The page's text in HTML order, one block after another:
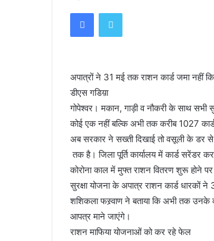
FacebookTwitter
अपात्रों ने 31 मई तक राशन कार्ड जमा नहीं किए
डीएस गडिय़ा
गोपेश्वर। मकान, गाड़ी व नौकरी के साथ
कोई एक नहीं बल्कि अभी तक करीब 1027
अब सरकार ने सख्ती दिखाई तो वसूली के डर
तक है। जिला पूर्ति कार्यालय में कार्ड सरेंडर
कोरोना काल में मुफ्त राशन वितरण शुरू होने पर
सुरक्षा योजना के अपात्र राशन कार्ड धारकों
शशिकला फस्र्वाण ने बताया कि अभी तक उनके
आपत्र माने जाएंगे।
राशन माफिया योजनाओं को कर रहे फेल
बाइक
रपटने
से
पर
मौत
November 16, 2023
कोटद्वार के दुगड्डा मार्ग पर